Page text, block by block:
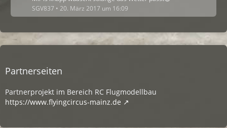
SGV837
20. März 2017 um 16:09
Partnerseiten
Partnerprojekt im Bereich RC Flugmodellbau
https://www.flyingcircus-mainz.de